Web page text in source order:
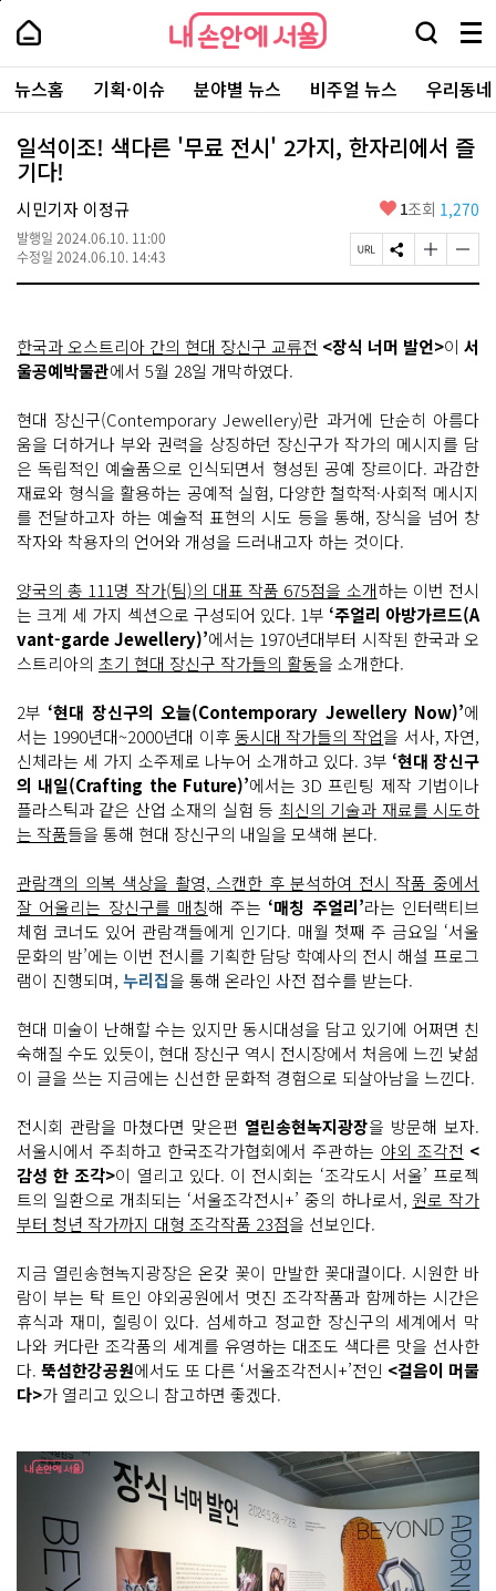
본
로
가
내
손
안
에
서
울
-
서
울
시
대
표
소
통
포
내
손
에
울
검
창
열
기
메
뉴
전
체
보
기
주
요
서
뉴스홈 기획·이슈 분야별 뉴스 비주얼 뉴스 우리동
일석이조! 색다른 '무료 전시' 2가지, 한자리에서 즐
기다!
시민기자 이정규
발행일 2024.06.10. 11:00
수정일 2024.06.10. 14:43
좋
요
1조회 1,270
페
이
L
S
N
하
글
자
크
게
하
기
글
자
작
게
하
기
한국과 오스트리아 간의 현대 장신구 교류전 <장식 너머 발언>이 서
울공예박물관에서 5월 28일 개막하였다.
현대 장신구(Contemporary Jewellery)란 과거에 단순히 아름다
움을 더하거나 부와 권력을 상징하던 장신구가 작가의 메시지를 담
은 독립적인 예술품으로 인식되면서 형성된 공예 장르이다. 과감한
재료와 형식을 활용하는 공예적 실험, 다양한 철학적·사회적 메시지
를 전달하고자 하는 예술적 표현의 시도 등을 통해, 장식을 넘어 창
작자와 착용자의 언어와 개성을 드러내고자 하는 것이다.
양국의 총 111명 작가(팀)의 대표 작품 675점을 소개하는 이번 전시
는 크게 세 가지 섹션으로 구성되어 있다. 1부 ‘주얼리 아방가르드(A
vant-garde Jewellery)’에서는 1970년대부터 시작된 한국과 오
스트리아의 초기 현대 장신구 작가들의 활동을 소개한다.
2부 ‘현대 장신구의 오늘(Contemporary Jewellery Now)’에
서는 1990년대~2000년대 이후동시대 작가들의 작업을 서사, 자연,
신체라는 세 가지 소주제로 나누어 소개하고 있다. 3부 ‘현대 장신구
의 내일(Crafting the Future)’에서는 3D 프린팅 제작 기법이나
플라스틱과 같은 산업 소재의 실험 등 최신의 기술과 재료를 시도하
는 작품들을 통해 현대 장신구의 내일을 모색해 본다.
관람객의 의복 색상을 촬영, 스캔한 후 분석하여 전시 작품 중에서
잘 어울리는 장신구를 매칭해 주는 ‘매칭 주얼리’라는 인터랙티브
체험 코너도 있어 관람객들에게 인기다. 매월 첫째 주 금요일 ‘서울
문화의 밤’에는 이번 전시를 기획한 담당 학예사의 전시 해설 프로그
램이 진행되며, 누리집을 통해 온라인 사전 접수를 받는다.
현대 미술이 난해할 수는 있지만 동시대성을 담고 있기에 어쩌면 친
숙해질 수도 있듯이, 현대 장신구 역시 전시장에서 처음에 느낀 낯섦
이 글을 쓰는 지금에는 신선한 문화적 경험으로 되살아남을 느낀다.
전시회 관람을 마쳤다면 맞은편 열린송현녹지광장을 방문해 보자.
서울시에서 주최하고 한국조각가협회에서 주관하는 야외 조각전 <
감성 한 조각>이 열리고 있다. 이 전시회는 ‘조각도시 서울’ 프로젝
트의 일환으로 개최되는 ‘서울조각전시+’ 중의 하나로서, 원로 작가
부터 청년 작가까지 대형 조각작품 23점을 선보인다.
지금 열린송현녹지광장은 온갖 꽃이 만발한 꽃대궐이다. 시원한 바
람이 부는 탁 트인 야외공원에서 멋진 조각작품과 함께하는 시간은
휴식과 재미, 힐링이 있다. 섬세하고 정교한 장신구의 세계에서 막
나와 커다란 조각품의 세계를 유영하는 대조도 색다른 맛을 선사한
다. 뚝섬한강공원에서도 또 다른 ‘서울조각전시+’전인 <걸음이 머물
다>가 열리고 있으니 참고하면 좋겠다.
페
상
단
로